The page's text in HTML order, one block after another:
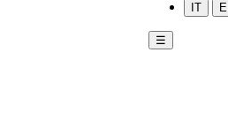
IT
☰